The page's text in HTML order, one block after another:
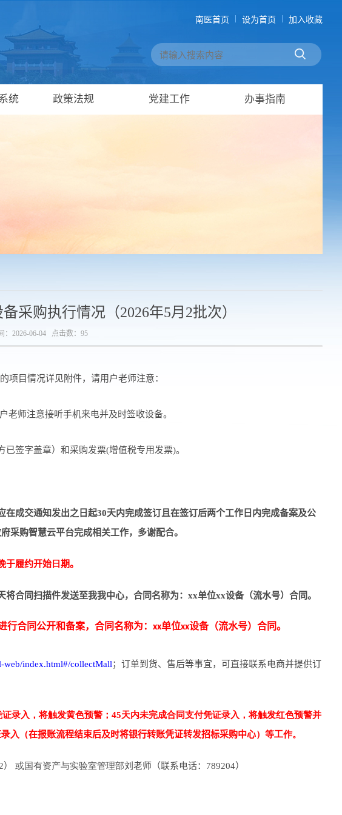
南医首页 设为首页 加入收藏
统 政策法规 党建工作 办事指南
采购执行情况（2026年5月2批次）
2026-06-04 点击数： 95
项目情况详见附件，请用户老师注意：
老师注意接听手机来电并及时签收设备。
签字盖章）和采购发票(增值税专用发票)。
成交通知发出之日起30天内完成签订且在签订后两个工作日内完成备案及公
采购智慧云平台完成相关工作，多谢配合。
于履约开始 日期。
合同扫描件发送至我我中心，合同名称为：xx单位xx设备（流水号）合同。
合同公开和备案，合同名称为：xx单位xx设备（流水号）合同。
web/index.html#/collectMall；订单到货、售后等事宜，可直接联系电商并提供订
录入，将触发黄色预警；45天内未完成合同支付凭证录入，将触发红色预警并
入（在报账流程结束后及时将银行转账凭证转发招标采购中心）等工作。
或国有资产与实验室管理部刘老师（联系电话：789204）